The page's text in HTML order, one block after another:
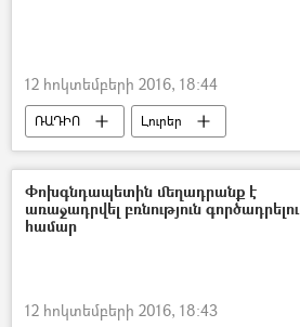
12 հոկտեմբերի 2016, 18:44
ՌԱԴԻՈ Լուրեր
Փոխգնդապետին մեղադրանք է
առաջադրվել բռնություն գործադրելու
համար
12 հոկտեմբերի 2016, 18:43